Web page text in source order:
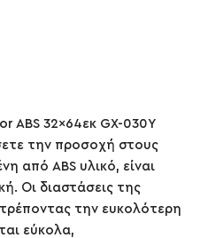
ABS 32×64εκ GX-030Y
την προσοχή στους
από ABS υλικό, είναι
Οι διαστάσεις της
την ευκολότερη
εύκολα,